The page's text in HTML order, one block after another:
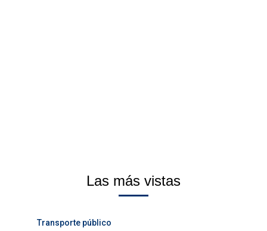
Las más vistas
Transporte público